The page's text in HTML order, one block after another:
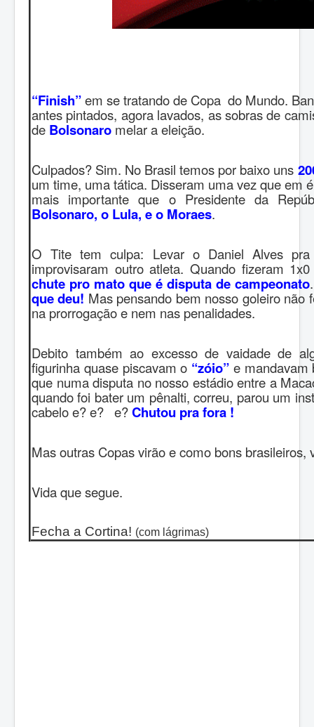
“Finish”em se tratando de Copa do Mundo.
antes pintados, agora lavados, as sobras de
de Bolsonaro melar a eleição.
Culpados? Sim. No Brasil temos por baixo uns
um time, uma tática. Disseram uma vez que em
mais importante que o Presidente da
Bolsonaro, o Lula, e o Moraes.
O Tite tem culpa: Levar o Daniel Alves
improvisaram outro atleta. Quando fizeram
chute pro mato que é disputa de campeonato
que deu! Mas pensando bem nosso goleiro não
na prorrogação e nem nas penalidades.
Debito também ao excesso de vaidade de
figurinha quase piscavam o “zóio” e mandavam
que numa disputa no nosso estádio entre a
quando foi bater um pênalti, correu, parou um
cabelo e? e? e?Chutou pra fora !
Mas outras Copas virão e como bons
Vida que segue.
Fecha a Cortina! (com lágrimas)